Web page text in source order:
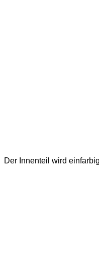
Der Innenteil wird